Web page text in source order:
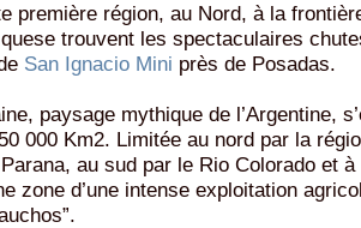
première région, au Nord, à la
trouvent les spectaculaires
San Ignacio Mini près de Posadas.
paysage mythique de l’Argentine,
000 Km2. Limitée au nord par la
au sud par le Rio Colorado et à
zone d’une intense exploitation